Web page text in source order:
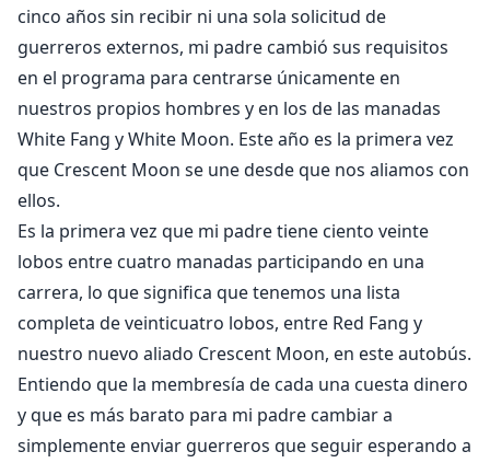
cinco años sin recibir ni una sola solicitud de
guerreros externos, mi padre cambió sus requisitos
en el programa para centrarse únicamente en
nuestros propios hombres y en los de las manadas
White Fang y White Moon. Este año es la primera vez
que Crescent Moon se une desde que nos aliamos con
ellos.
Es la primera vez que mi padre tiene ciento veinte
lobos entre cuatro manadas participando en una
carrera, lo que significa que tenemos una lista
completa de veinticuatro lobos, entre Red Fang y
nuestro nuevo aliado Crescent Moon, en este autobús.
Entiendo que la membresía de cada una cuesta dinero
y que es más barato para mi padre cambiar a
simplemente enviar guerreros que seguir esperando a